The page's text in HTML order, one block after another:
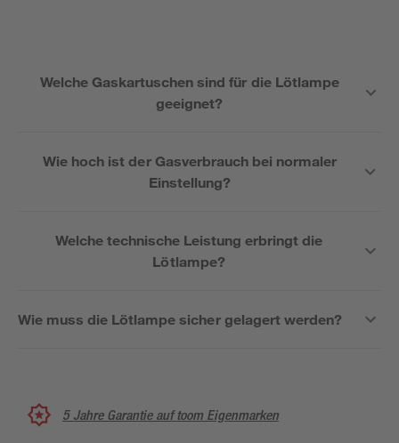
Welche Gaskartuschen sind für die Lötlampe
geeignet?
Wie hoch ist der Gasverbrauch bei normaler
Einstellung?
Welche technische Leistung erbringt die
Lötlampe?
Wie muss die Lötlampe sicher gelagert werden?
5 Jahre Garantie auf toom Eigenmarken